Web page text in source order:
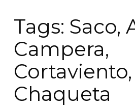
Tags: Saco,
Campera,
Cortaviento,
Chaqueta